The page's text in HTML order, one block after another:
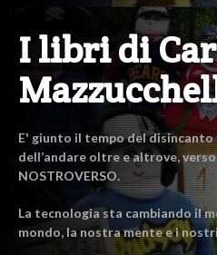
I libri di
E' giunto il tempo del
dell’andare oltre e altrove,
NOSTROVERSO.
La tecnologia sta cambiando il
mondo, la nostra mente e i